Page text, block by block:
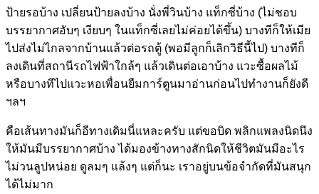
ป้ายรอบ้าง เปลี่ยนป้ายลงบ้าง นั่งพี่วินบ้าง แท็กซี่บ้าง (ไม่ชอบ
บรรยากาศอับๆ เงียบๆ ในแท็กซี่เลยไม่ค่อยได้ขึ้น) บางทีก็ให้เมีย
ไปส่งไม่ไกลจากบ้านแล้วต่อรถตู้ (พอมีลูกก็เลิกวิธีนี้ไป) บางทีก็
ลงเดินที่สถานีรถไฟฟ้าใกล้ๆ แล้วเดินต่อเอาบ้าง แวะซื้อผลไม้
หรือบางทีไปแวะหอเพื่อนยืมการ์ตูนมาอ่านก่อนไปทำงานก็ยังดี
ฯลฯ
คือเส้นทางมันก็อีทางเดิมนี่แหละครับ แต่ขอบิด พลิกแพลงนิดนึง
ให้มันมีบรรยากาศบ้าง ได้มองข้างทางสักนิดให้ชีวิตมันมีอะไร
ไม่วนลูปหน่อย ดูลมๆ แล้งๆ แต่ก็นะ เราอยู่บนข้อจำกัดที่มันสนุก
ได้ไม่มาก